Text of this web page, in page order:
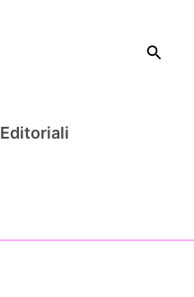
Cerca
Editoriali